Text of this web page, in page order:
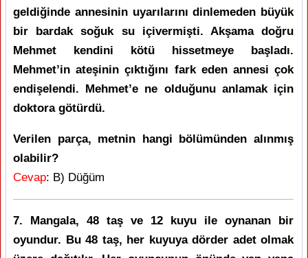
geldiğinde annesinin uyarılarını dinlemeden büyük
bir bardak soğuk su içivermişti. Akşama doğru
Mehmet kendini kötü hissetmeye başladı.
Mehmet’in ateşinin çıktığını fark eden annesi çok
endişelendi. Mehmet’e ne olduğunu anlamak için
doktora götürdü.
Verilen parça, metnin hangi bölümünden alınmış
olabilir?
Cevap: B) Düğüm
7. Mangala, 48 taş ve 12 kuyu ile oynanan bir
oyundur. Bu 48 taş, her kuyuya dörder adet olmak